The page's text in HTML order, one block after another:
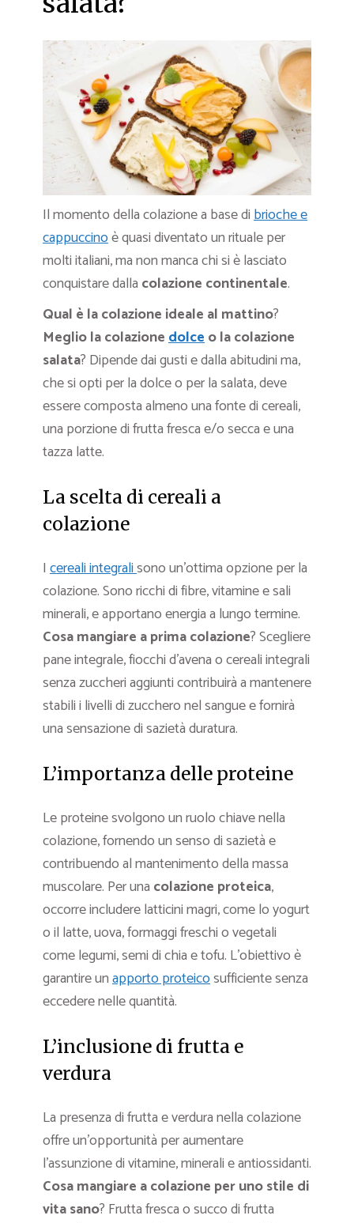
Il momento della colazione a base dibrioche e
cappuccinoè quasi diventato un rituale per
molti italiani, ma non manca chi si è lasciato
conquistare dalla colazione continentale.
Qual è la colazione ideale al mattino?
Meglio la colazionedolceo la colazione
salata? Dipende dai gusti e dalla abitudini ma,
che si opti per la dolce o per la salata, deve
essere composta almeno una fonte di cereali,
una porzione di frutta fresca e/o secca e una
tazza latte.
La scelta di cereali a
colazione
I cereali integralisono un’ottima opzione per la
colazione. Sono ricchi di fibre, vitamine e sali
minerali, e apportano energia a lungo termine.
Cosa mangiare a prima colazione? Scegliere
pane integrale, fiocchi d’avena o cereali integrali
senza zuccheri aggiunti contribuirà a mantenere
stabili i livelli di zucchero nel sangue e fornirà
una sensazione di sazietà duratura.
L’importanza delle proteine
Le proteine svolgono un ruolo chiave nella
colazione, fornendo un senso di sazietà e
contribuendo al mantenimento della massa
muscolare. Per una colazione proteica,
occorre includere latticini magri, come lo yogurt
o il latte, uova, formaggi freschi o vegetali
come legumi, semi di chia e tofu. L’obiettivo è
garantire unapporto proteicosufficiente senza
eccedere nelle quantità.
L’inclusione di frutta e
verdura
La presenza di frutta e verdura nella colazione
offre un’opportunità per aumentare
l’assunzione di vitamine, minerali e antiossidanti.
Cosa mangiare a colazione per uno stile di
vita sano? Frutta fresca o succo di frutta